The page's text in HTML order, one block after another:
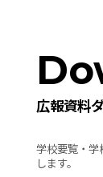
広報資料
学校要覧・学
します。